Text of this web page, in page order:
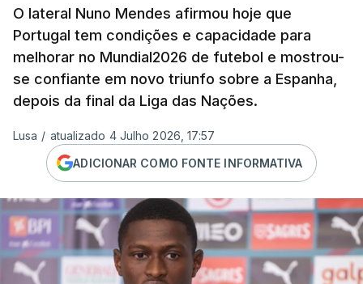
O lateral Nuno Mendes afirmou hoje que
Portugal tem condições e capacidade para
melhorar no Mundial2026 de futebol e mostrou-
se confiante em novo triunfo sobre a Espanha,
depois da final da Liga das Nações.
Lusa / atualizado 4 Julho 2026, 17:57
ADICIONAR COMO FONTE INFORMATIVA